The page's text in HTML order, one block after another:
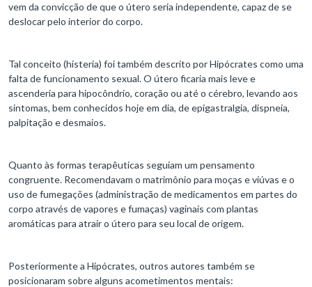
vem da convicção de que o útero seria independente, capaz de se
deslocar pelo interior do corpo.
Tal conceito (histeria) foi também descrito por Hipócrates como uma
falta de funcionamento sexual. O útero ficaria mais leve e
ascenderia para hipocôndrio, coração ou até o cérebro, levando aos
sintomas, bem conhecidos hoje em dia, de epigastralgia, dispneia,
palpitação e desmaios.
Quanto às formas terapêuticas seguiam um pensamento
congruente. Recomendavam o matrimônio para moças e viúvas e o
uso de fumegações (administração de medicamentos em partes do
corpo através de vapores e fumaças) vaginais com plantas
aromáticas para atrair o útero para seu local de origem.
Posteriormente a Hipócrates, outros autores também se
posicionaram sobre alguns acometimentos mentais: